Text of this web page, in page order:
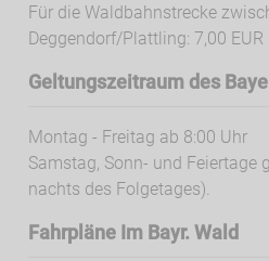
Für die Waldbahnstrecke
Deggendorf/Plattling: 7,00 EUR
Geltungszeitraum des
Montag - Freitag ab 8:00 Uhr
Samstag, Sonn- und Feiertage
nachts des Folgetages).
Fahrpläne Im Bayr. Wald